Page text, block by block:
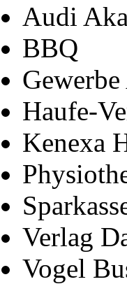
Audi
BBQ
Haufe-
Kenexa
Verlag
Vogel